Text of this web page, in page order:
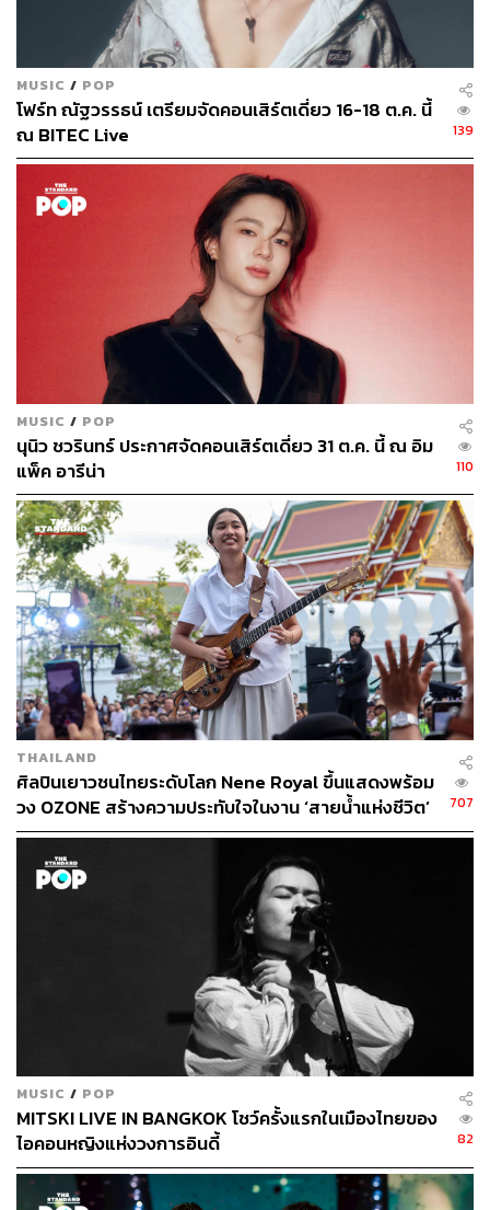
MUSIC / POP
โฟร์ท ณัฐวรรธน์ เตรียมจัดคอนเสิร์ตเดี่ยว 16-18 ต.ค. นี้
ณ BITEC Live
139
MUSIC / POP
นุนิว ชวรินทร์ ประกาศจัดคอนเสิร์ตเดี่ยว 31 ต.ค. นี้ ณ อิม
แพ็ค อารีน่า
110
THAILAND
ศิลปินเยาวชนไทยระดับโลก Nene Royal ขึ้นแสดงพร้อม
วง OZONE สร้างความประทับใจในงาน ‘สายน้ำแห่งชีวิต’
707
MUSIC / POP
MITSKI LIVE IN BANGKOK โชว์ครั้งแรกในเมืองไทยของ
ไอคอนหญิงแห่งวงการอินดี้
82